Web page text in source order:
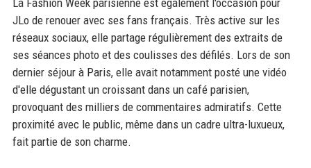
La Fashion Week parisienne est également l'occasion pour
JLo de renouer avec ses fans français. Très active sur les
réseaux sociaux, elle partage régulièrement des extraits de
ses séances photo et des coulisses des défilés. Lors de son
dernier séjour à Paris, elle avait notamment posté une vidéo
d'elle dégustant un croissant dans un café parisien,
provoquant des milliers de commentaires admiratifs. Cette
proximité avec le public, même dans un cadre ultra-luxueux,
fait partie de son charme.